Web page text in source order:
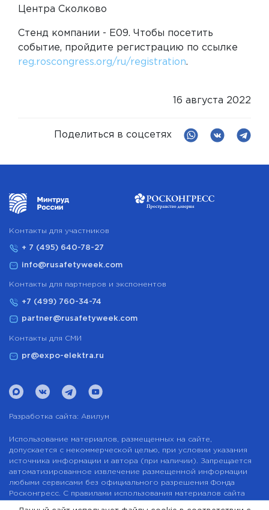
Центра Сколково
Стенд компании - Е09. Чтобы посетить
событие, пройдите регистрацию по ссылке
reg.roscongress.org/ru/registration.
16 августа 2022
Поделиться в соцсетях
Контакты для участников
+ 7 (495) 640-78-27
info@rusafetyweek.com
Контакты для партнеров и экспонентов
+7 (499) 760-34-74
partner@rusafetyweek.com
Контакты для СМИ
pr@expo-elektra.ru
Разработка сайта: Авилум
Использование материалов, размещенных на сайте,
допускается с некоммерческой целью, при условии указания
источника информации и автора (при наличии). Запрещается
автоматизированное извлечение размещенной информации
любыми сервисами без официального разрешения Фонда
Росконгресс. С правилами использования материалов сайта